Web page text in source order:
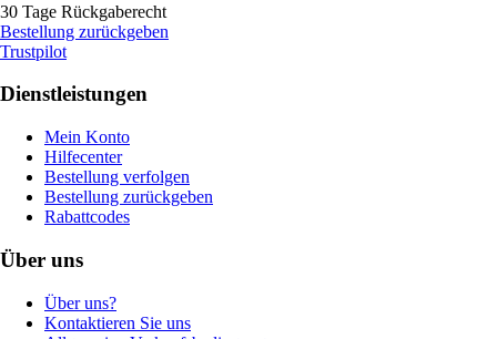
30 Tage Rückgaberecht
Bestellung zurückgeben
Trustpilot
Dienstleistungen
Mein Konto
Hilfecenter
Bestellung verfolgen
Bestellung zurückgeben
Rabattcodes
Über uns
Über uns?
Kontaktieren Sie uns